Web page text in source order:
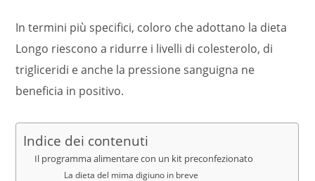
In termini più specifici, coloro che adottano la dieta
Longo riescono a ridurre i livelli di colesterolo, di
trigliceridi e anche la pressione sanguigna ne
beneficia in positivo.
Indice dei contenuti
Il programma alimentare con un kit preconfezionato
La dieta del mima digiuno in breve